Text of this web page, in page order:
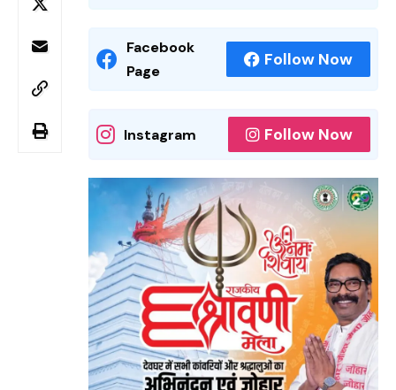
Facebook
Page
Follow Now
Instagram Follow Now